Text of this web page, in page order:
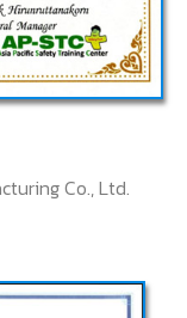
Co., Ltd.